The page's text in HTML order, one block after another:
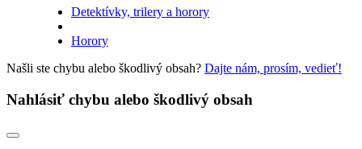
Detektívky, trilery a horory
Horory
Našli ste chybu alebo škodlivý obsah? Dajte nám, prosím, vedieť!
Nahlásiť chybu alebo škodlivý obsah